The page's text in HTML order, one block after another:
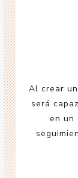
Al crear
será
en un